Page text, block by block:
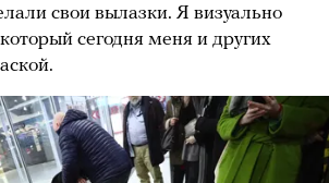
свои вылазки. Я визуально
сегодня меня и других